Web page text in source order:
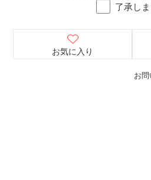
お問
了承し
お気に入り